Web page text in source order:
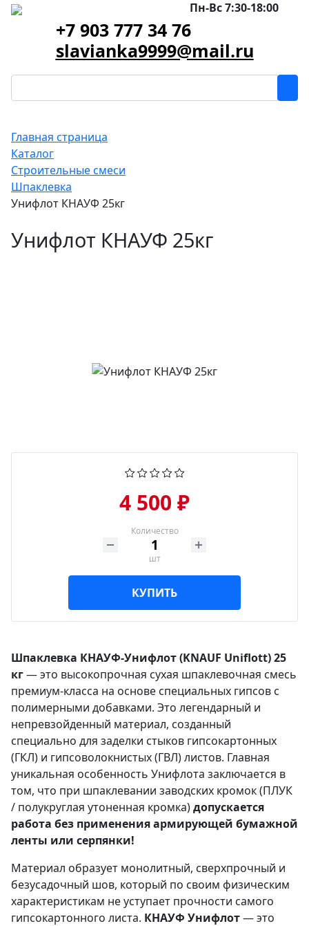
Пн-Вс 7:30-18:00
+7 903 777 34 76
slavianka9999@mail.ru
Главная страница
Каталог
Строительные смеси
Шпаклевка
Унифлот КНАУФ 25кг
Унифлот КНАУФ 25кг
4 500 ₽
Количество
шт
КУПИТЬ
Шпаклевка КНАУФ-Унифлот (KNAUF Uniflott) 25
кг— это высокопрочная сухая шпаклевочная смесь
премиум-класса на основе специальных гипсов с
полимерными добавками. Это легендарный и
непревзойденный материал, созданный
специально для заделки стыков гипсокартонных
(ГКЛ) и гипсоволокнистых (ГВЛ) листов. Главная
уникальная особенность Унифлота заключается в
том, что при шпаклевании заводских кромок (ПЛУК
/ полукруглая утоненная кромка)допускается
работа без применения армирующей бумажной
ленты или серпянки!
Материал образует монолитный, сверхпрочный и
безусадочный шов, который по своим физическим
характеристикам не уступает прочности самого
гипсокартонного листа. КНАУФ Унифлот— это